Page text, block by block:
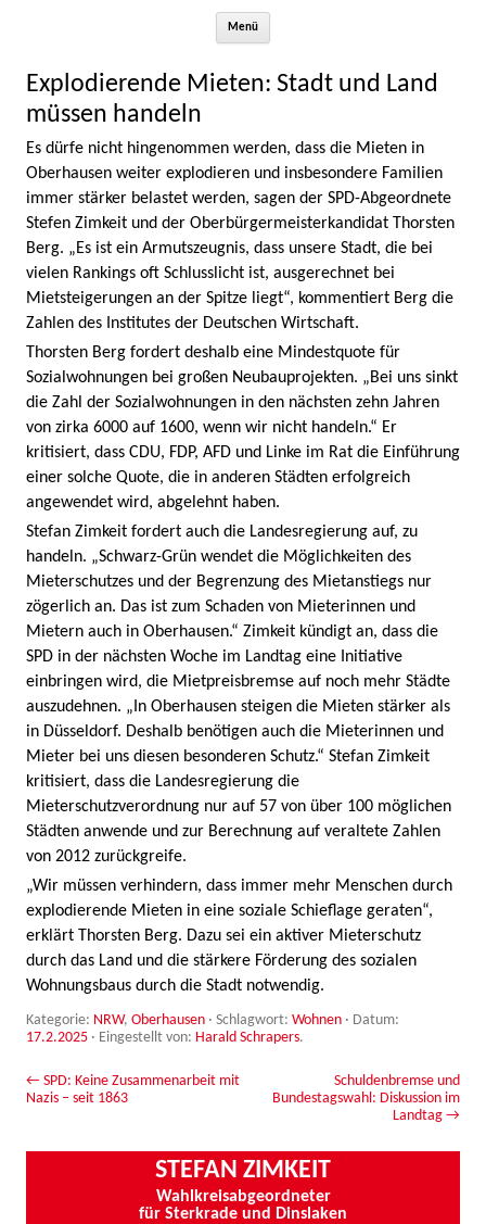
Menü
Explodierende Mieten: Stadt und Land
müssen handeln
Es dürfe nicht hingenommen werden, dass die Mieten in
Oberhausen weiter explodieren und insbesondere Familien
immer stärker belastet werden, sagen der SPD-Abgeordnete
Stefen Zimkeit und der Oberbürgermeisterkandidat Thorsten
Berg. „Es ist ein Armutszeugnis, dass unsere Stadt, die bei
vielen Rankings oft Schlusslicht ist, ausgerechnet bei
Mietsteigerungen an der Spitze liegt“, kommentiert Berg die
Zahlen des Institutes der Deutschen Wirtschaft.
Thorsten Berg fordert deshalb eine Mindestquote für
Sozialwohnungen bei großen Neubauprojekten. „Bei uns sinkt
die Zahl der Sozialwohnungen in den nächsten zehn Jahren
von zirka 6000 auf 1600, wenn wir nicht handeln.“ Er
kritisiert, dass CDU, FDP, AFD und Linke im Rat die Einführung
einer solche Quote, die in anderen Städten erfolgreich
angewendet wird, abgelehnt haben.
Stefan Zimkeit fordert auch die Landesregierung auf, zu
handeln. „Schwarz-Grün wendet die Möglichkeiten des
Mieterschutzes und der Begrenzung des Mietanstiegs nur
zögerlich an. Das ist zum Schaden von Mieterinnen und
Mietern auch in Oberhausen.“ Zimkeit kündigt an, dass die
SPD in der nächsten Woche im Landtag eine Initiative
einbringen wird, die Mietpreisbremse auf noch mehr Städte
auszudehnen. „In Oberhausen steigen die Mieten stärker als
in Düsseldorf. Deshalb benötigen auch die Mieterinnen und
Mieter bei uns diesen besonderen Schutz.“ Stefan Zimkeit
kritisiert, dass die Landesregierung die
Mieterschutzverordnung nur auf 57 von über 100 möglichen
Städten anwende und zur Berechnung auf veraltete Zahlen
von 2012 zurückgreife.
„Wir müssen verhindern, dass immer mehr Menschen durch
explodierende Mieten in eine soziale Schieflage geraten“,
erklärt Thorsten Berg. Dazu sei ein aktiver Mieterschutz
durch das Land und die stärkere Förderung des sozialen
Wohnungsbaus durch die Stadt notwendig.
Kategorie: NRW, Oberhausen · Schlagwort: Wohnen · Datum:
17.2.2025 · Eingestellt von: Harald Schrapers.
Beitrags-Navigation
← SPD: Keine Zusammenarbeit mit
Nazis – seit 1863
Schuldenbremse und
Bundestagswahl: Diskussion im
Landtag →
STEFAN ZIMKEIT
Wahlkreisabgeordneter
für Sterkrade und Dinslaken